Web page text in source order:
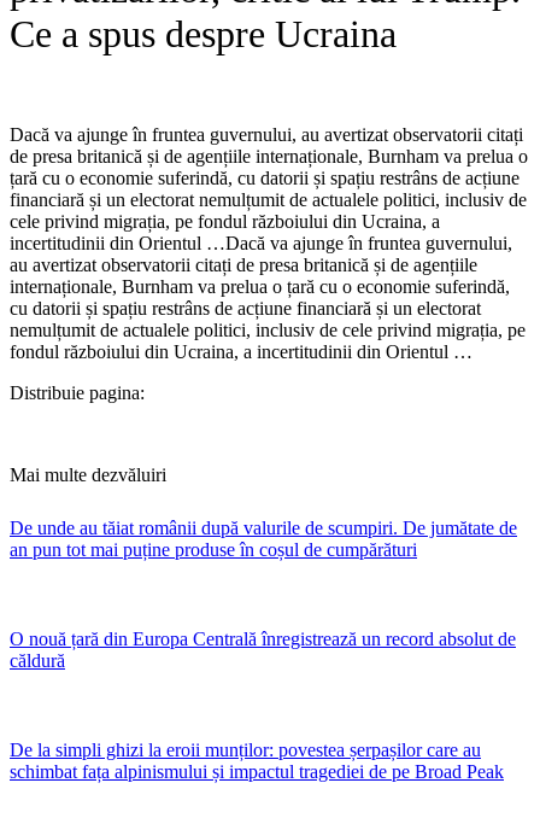
Ce a spus despre Ucraina
Dacă va ajunge în fruntea guvernului, au avertizat observatorii citați
de presa britanică și de agențiile internaționale, Burnham va prelua o
țară cu o economie suferindă, cu datorii și spațiu restrâns de acțiune
financiară și un electorat nemulțumit de actualele politici, inclusiv de
cele privind migrația, pe fondul războiului din Ucraina, a
incertitudinii din Orientul …​Dacă va ajunge în fruntea guvernului,
au avertizat observatorii citați de presa britanică și de agențiile
internaționale, Burnham va prelua o țară cu o economie suferindă,
cu datorii și spațiu restrâns de acțiune financiară și un electorat
nemulțumit de actualele politici, inclusiv de cele privind migrația, pe
fondul războiului din Ucraina, a incertitudinii din Orientul …
Distribuie pagina:
Mai multe dezvăluiri
De unde au tăiat românii după valurile de scumpiri. De jumătate de
an pun tot mai puține produse în coșul de cumpărături
O nouă țară din Europa Centrală înregistrează un record absolut de
căldură
De la simpli ghizi la eroii munților: povestea șerpașilor care au
schimbat fața alpinismului și impactul tragediei de pe Broad Peak